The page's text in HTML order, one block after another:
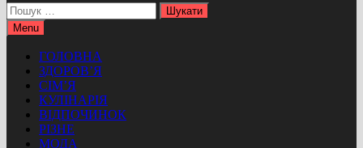
Пошук:
Menu
ГОЛОВНА
ЗДОРОВ’Я
СІМ’Я
КУЛІНАРІЯ
ВІДПОЧИНОК
РІЗНЕ
МОДА